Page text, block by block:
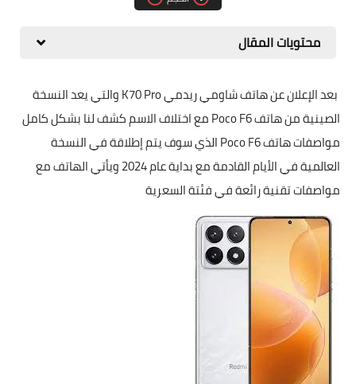
محتويات المقال
بعد الإعلان عن هاتف شاومي ريدمي K70 Pro والتي يعد النسخة
الصينية من هاتف Poco F6 مع اختلاف الاسم كشف لنا بشكل كامل
مواصفات هاتف Poco F6 الذي سوف يتم إطلاقة في النسخة
العالمية في الأيام القادمة مع بداية عام 2024 ويأتي الهاتف مع
مواصفات تقنية رائعة في فئتة السعرية